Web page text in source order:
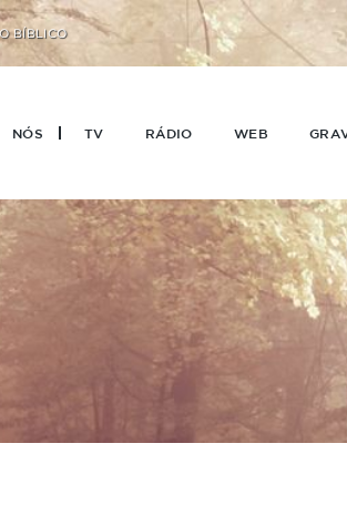
NÓS TV RÁDIO WEB
BÍBLICO